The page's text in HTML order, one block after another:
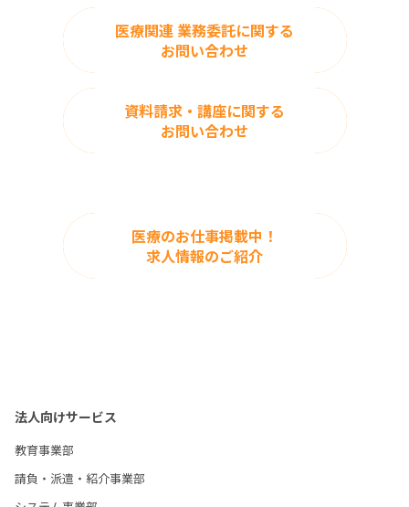
医療関連 業務委託に関する
お問い合わせ
資料請求・講座に関する
お問い合わせ
医療のお仕事掲載中！
求人情報のご紹介
法人向けサービス
教育事業部
請負・派遣・紹介事業部